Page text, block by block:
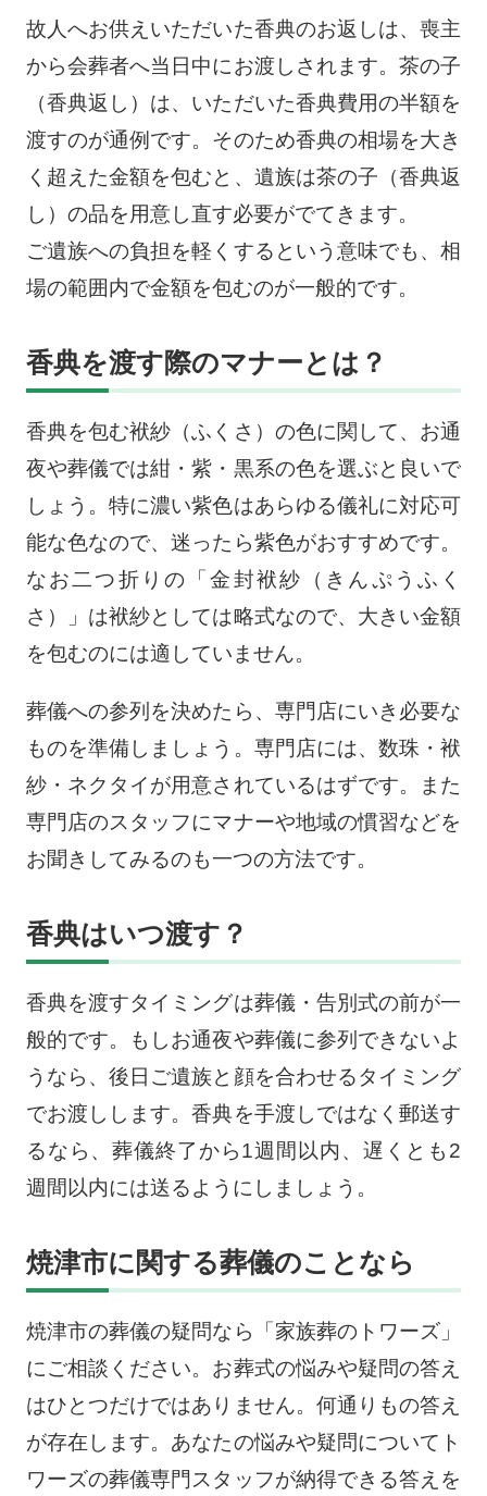
故人へお供えいただいた香典のお返しは、喪主
から会葬者へ当日中にお渡しされます。茶の子
（香典返し）は、いただいた香典費用の半額を
渡すのが通例です。そのため香典の相場を大き
く超えた金額を包むと、遺族は茶の子（香典返
し）の品を用意し直す必要がでてきます。
ご遺族への負担を軽くするという意味でも、相
場の範囲内で金額を包むのが一般的です。
香典を渡す際のマナーとは？
香典を包む袱紗（ふくさ）の色に関して、お通
夜や葬儀では紺・紫・黒系の色を選ぶと良いで
しょう。特に濃い紫色はあらゆる儀礼に対応可
能な色なので、迷ったら紫色がおすすめです。
なお二つ折りの「金封袱紗（きんぷうふく
さ）」は袱紗としては略式なので、大きい金額
を包むのには適していません。
葬儀への参列を決めたら、専門店にいき必要な
ものを準備しましょう。専門店には、数珠・袱
紗・ネクタイが用意されているはずです。また
専門店のスタッフにマナーや地域の慣習などを
お聞きしてみるのも一つの方法です。
香典はいつ渡す？
香典を渡すタイミングは葬儀・告別式の前が一
般的です。もしお通夜や葬儀に参列できないよ
うなら、後日ご遺族と顔を合わせるタイミング
でお渡しします。香典を手渡しではなく郵送す
るなら、葬儀終了から1週間以内、遅くとも2
週間以内には送るようにしましょう。
焼津市に関する葬儀のことなら
焼津市の葬儀の疑問なら「家族葬のトワーズ」
にご相談ください。お葬式の悩みや疑問の答え
はひとつだけではありません。何通りもの答え
が存在します。あなたの悩みや疑問についてト
ワーズの葬儀専門スタッフが納得できる答えを